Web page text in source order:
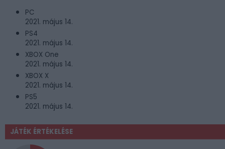
PC
2021. május 14.
PS4
2021. május 14.
XBOX One
2021. május 14.
XBOX X
2021. május 14.
PS5
2021. május 14.
JÁTÉK ÉRTÉKELÉSE